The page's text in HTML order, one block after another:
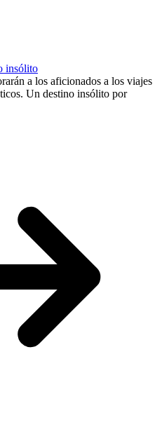
insólito
a los aficionados a los viajes
Un destino insólito por